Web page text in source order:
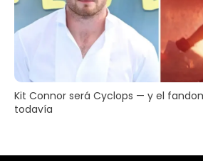
Kit Connor será Cyclops — y el
todavía